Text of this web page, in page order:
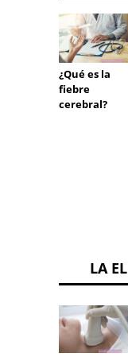
¿Qué es la
fiebre
cerebral?
LA